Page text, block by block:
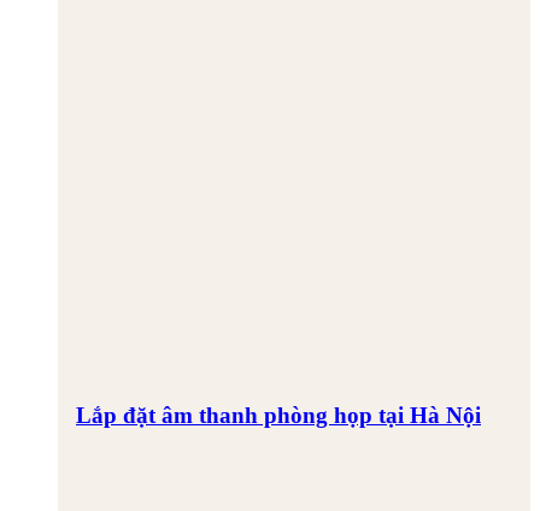
Lắp đặt âm thanh phòng họp tại Hà Nội